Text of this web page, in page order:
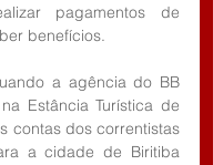
pagamentos de
benefícios.
a agência do BB
Estância Turística de
contas dos correntistas
a cidade de Biritiba